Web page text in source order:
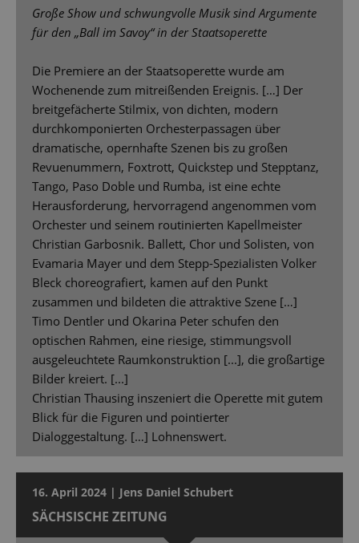
Große Show und schwungvolle Musik sind Argumente
für den „Ball im Savoy“ in der Staatsoperette
Die Premiere an der Staatsoperette wurde am
Wochenende zum mitreißenden Ereignis. […] Der
breitgefächerte Stilmix, von dichten, modern
durchkomponierten Orchesterpassagen über
dramatische, opernhafte Szenen bis zu großen
Revuenummern, Foxtrott, Quickstep und Stepptanz,
Tango, Paso Doble und Rumba, ist eine echte
Herausforderung, hervorragend angenommen vom
Orchester und seinem routinierten Kapellmeister
Christian Garbosnik. Ballett, Chor und Solisten, von
Evamaria Mayer und dem Stepp-Spezialisten Volker
Bleck choreografiert, kamen auf den Punkt
zusammen und bildeten die attraktive Szene […]
Timo Dentler und Okarina Peter schufen den
optischen Rahmen, eine riesige, stimmungsvoll
ausgeleuchtete Raumkonstruktion [...], die großartige
Bilder kreiert. [...]
Christian Thausing inszeniert die Operette mit gutem
Blick für die Figuren und pointierter
Dialoggestaltung. […] Lohnenswert.
16. April 2024 | Jens Daniel Schubert
SÄCHSISCHE ZEITUNG